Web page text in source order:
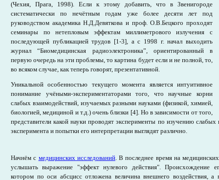
(Чехия, Прага, 1998). Если к этому добавить, что в Звенигороде
систематически по нечётным годам уже более десяти лет под
руководством академика Н.Д.Девяткова и проф. О.В.Бецкого проходят
семинары по нетепловым эффектам миллиметрового излучения с
последующей публикацией трудов [1-3], а с 1998 г. начал выходить
журнал “Биомедицинская радиоэлектроника”, ориентированный в
первую очередь на эти проблемы, то картина будет если и не полной, то,
во всяком случае, как теперь говорят, презентативной.
Уникальной особенностью текущего момента является интуитивное
понимание учёными-экспериментаторами того, что научные корни
слабых взаимодействий, изучаемых разными науками (физикой, химией,
биологией, медициной и т.д.) очень близки [4]. Но в зависимости от того,
представители какой науки проводят эксперименты по изучению слабых
эксперимента и попытки его интерпретации выглядят различно.
Начнём с медицинских исследований. В последнее время на
услышать выражение "эффект нулевого действия". Происхождение
котором по оси абсцисс отложена величина внешнего воздействия,